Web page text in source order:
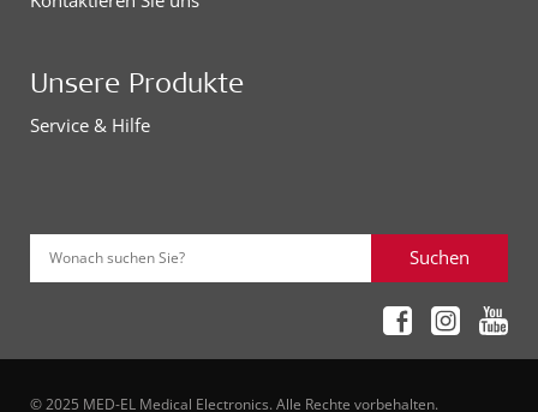
Unsere Produkte
Service & Hilfe
Wonach suchen Sie? Suchen
© 2025 MED-EL Medical Electronics. Alle Rechte vorbehalten.